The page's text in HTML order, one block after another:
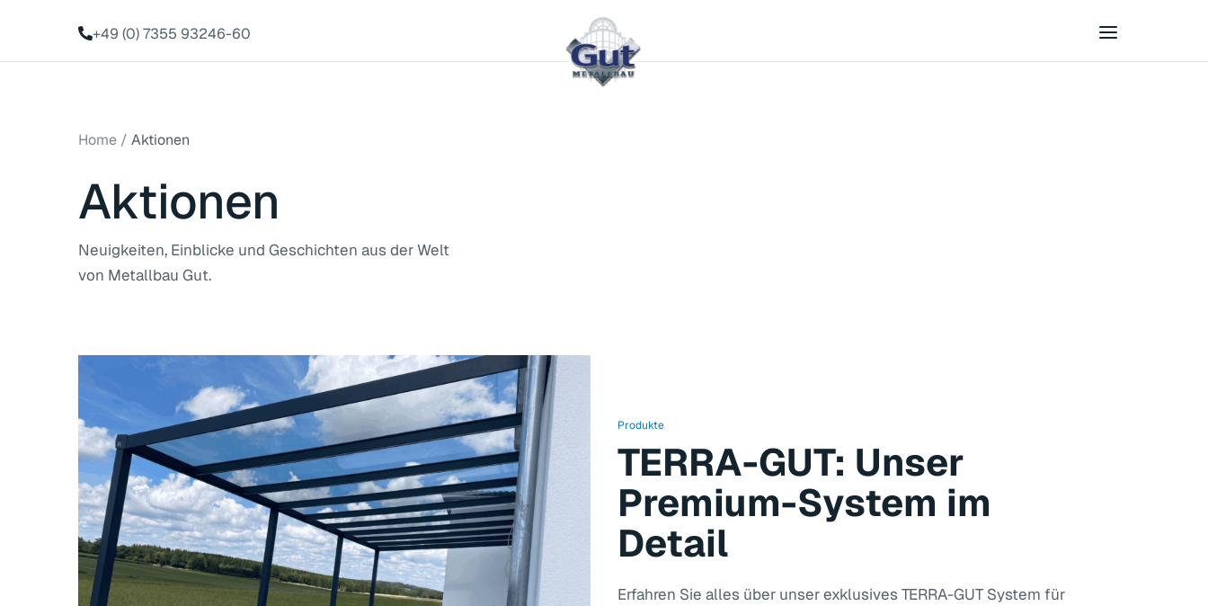
+49 (0) 7355 93246-60
Home / Aktionen
Aktionen
Neuigkeiten, Einblicke und Geschichten aus der Welt
von Metallbau Gut.
Produkte
TERRA-GUT: Unser
Premium-System im
Detail
Erfahren Sie alles über unser exklusives TERRA-GUT System für